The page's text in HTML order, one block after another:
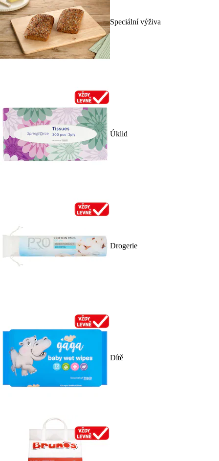
Speciální výživa
Úklid
Drogerie
Dítě